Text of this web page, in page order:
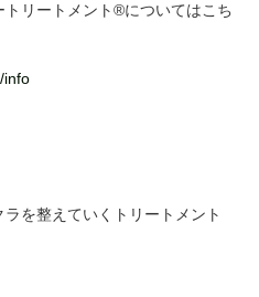
ートメント®についてはこち
を整えていくトリートメント